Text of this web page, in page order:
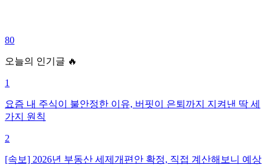
80
오늘의 인기글 🔥
1
요즘 내 주식이 불안정한 이유, 버핏이 은퇴까지 지켜낸 딱 세
가지 원칙
2
[속보] 2026년 부동산 세제개편안 확정, 직접 계산해보니 예상